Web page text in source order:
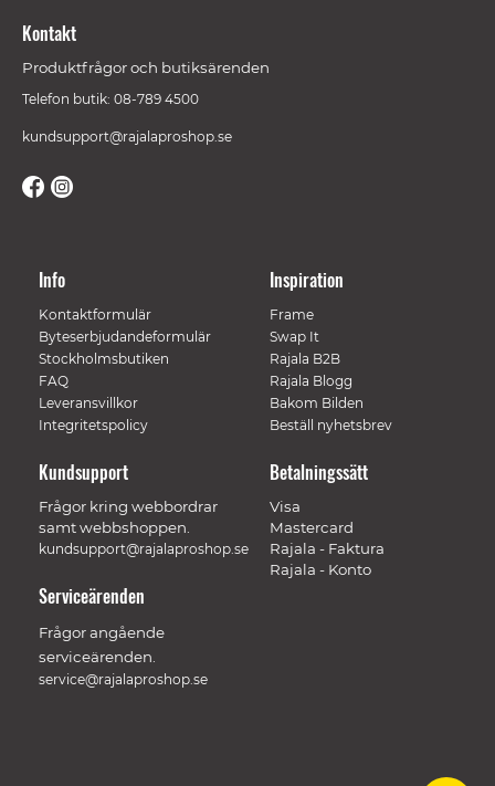
Kontakt
Produktfrågor och butiksärenden
Telefon butik: 08-789 4500
kundsupport@rajalaproshop.se
Info
Kontaktformulär
Byteserbjudandeformulär
Stockholmsbutiken
FAQ
Leveransvillkor
Integritetspolicy
Inspiration
Frame
Swap It
Rajala B2B
Rajala Blogg
Bakom Bilden
Beställ nyhetsbrev
Betalningssätt
Visa
Mastercard
Rajala - Faktura
Rajala - Konto
Kundsupport
Frågor kring webbordrar
samt webbshoppen.
kundsupport@rajalaproshop.se
Serviceärenden
Frågor angående
serviceärenden.
service@rajalaproshop.se